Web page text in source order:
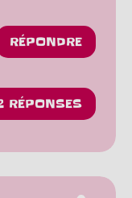
RÉPONDRE
RÉPONSES